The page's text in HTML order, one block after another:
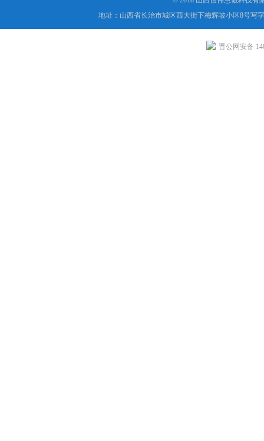
地址：山西省长治市城区西大街下梅辉坡小区8号写
晋公网安备